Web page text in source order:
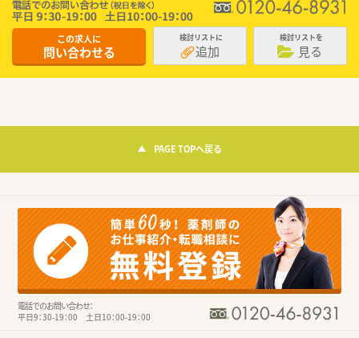
この求人に
問い合わせる
検討リストに
追加
検討リストを
見る
PAGE TOPへ戻る
電話でのお問い合わせ：
平日9：30-19：00 土日10：00-19：00